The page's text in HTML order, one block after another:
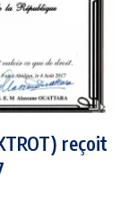
reçoit